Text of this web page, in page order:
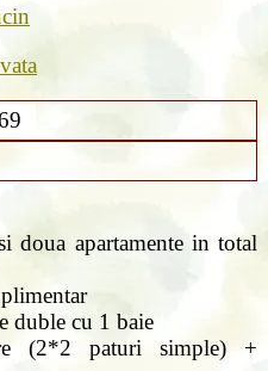
doua apartamente in total
duble cu 1 baie
(2*2 paturi simple) +